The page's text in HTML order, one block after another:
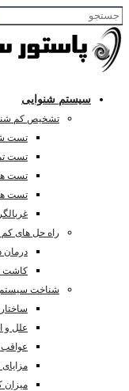
سیستم شنوایی
تشخیص کم
تست
تست
تست
تست
راه حل های کم
درمان
کاشت
شناخت سیستم
علل و
میزان